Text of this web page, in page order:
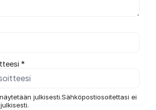
*
julkisesti.Sähköpostiosoitettasi ei